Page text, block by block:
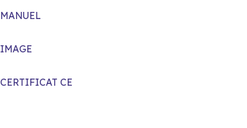
MANUEL
IMAGE
CERTIFICAT CE